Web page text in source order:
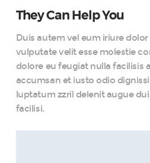
They Can Help You
Duis autem vel eum iriure
vulputate velit esse molestie
dolore eu feugiat nulla facilisis
accumsan et iusto odio
luptatum zzril delenit augue
facilisi.